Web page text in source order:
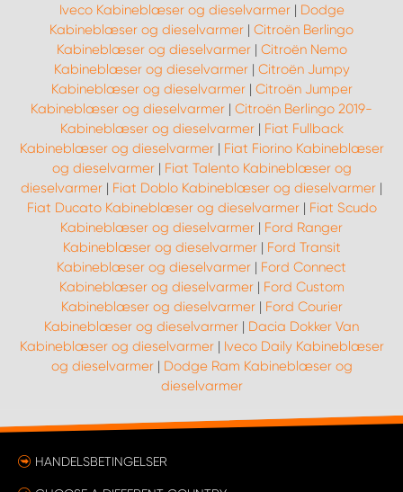
Iveco Kabineblæser og dieselvarmer| Dodge
Kabineblæser og dieselvarmer | Citroën Berlingo
Kabineblæser og dieselvarmer| Citroën Nemo
Kabineblæser og dieselvarmer| Citroën Jumpy
Kabineblæser og dieselvarmer| Citroën Jumper
Kabineblæser og dieselvarmer | Citroën Berlingo 2019-
Kabineblæser og dieselvarmer| Fiat Fullback
Kabineblæser og dieselvarmer| Fiat Fiorino Kabineblæser
og dieselvarmer| Fiat Talento Kabineblæser og
dieselvarmer | Fiat Doblo Kabineblæser og dieselvarmer |
Fiat Ducato Kabineblæser og dieselvarmer| Fiat Scudo
Kabineblæser og dieselvarmer | Ford Ranger
Kabineblæser og dieselvarmer| Ford Transit
Kabineblæser og dieselvarmer | Ford Connect
Kabineblæser og dieselvarmer| Ford Custom
Kabineblæser og dieselvarmer| Ford Courier
Kabineblæser og dieselvarmer | Dacia Dokker Van
Kabineblæser og dieselvarmer| Iveco Daily Kabineblæser
og dieselvarmer| Dodge Ram Kabineblæser og
dieselvarmer
HANDELSBETINGELSER